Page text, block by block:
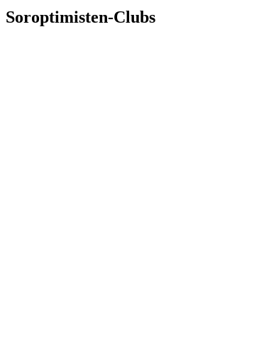
Soroptimisten-Clubs